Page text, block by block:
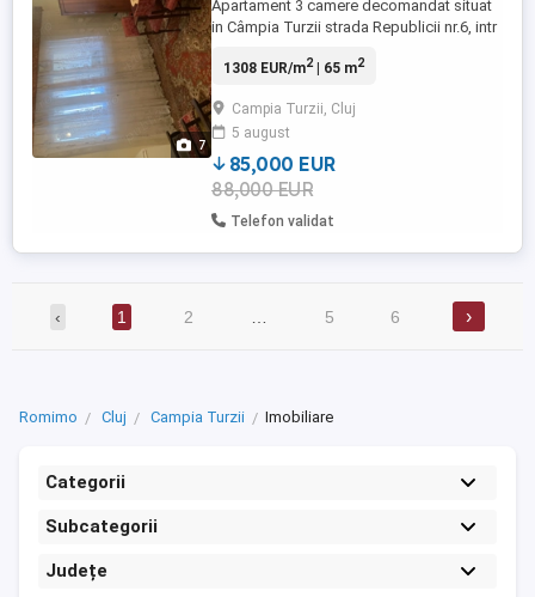
7
Apartament 3 camere decomandat situat
in Câmpia Turzii strada Republicii nr.6, intr
magazine,scoala,piata,parc. Dispune de o
astfel: -3 camere -1 bucătărie -1 baie -1
balcon închis cu geamuri termopan -2
holuri. Apartamentul este ...
1308 EUR/m2| 65 m2
Campia Turzii, Cluj
5 august
85,000 EUR
88,000 EUR
Telefon validat
‹ 1 2 5 6 ›
Romimo Cluj Campia Turzii Imobiliare
Categorii
Subcategorii
Județe